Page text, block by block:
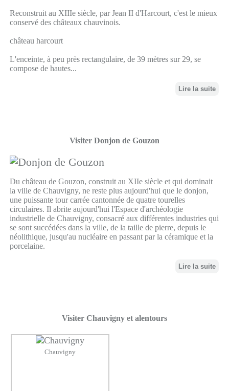
Reconstruit au XIIIe siècle, par Jean II d'Harcourt, c'est le mieux
conservé des châteaux chauvinois.
château harcourt
L'enceinte, à peu près rectangulaire, de 39 mètres sur 29, se
compose de hautes...
Lire la suite
Visiter Donjon de Gouzon
Du château de Gouzon, construit au XIIe siècle et qui dominait
la ville de Chauvigny, ne reste plus aujourd'hui que le donjon,
une puissante tour carrée cantonnée de quatre tourelles
circulaires. Il abrite aujourd'hui l'Espace d'archéologie
industrielle de Chauvigny, consacré aux différentes industries qui
se sont succédées dans la ville, de la taille de pierre, depuis le
néolithique, jusqu'au nucléaire en passant par la céramique et la
porcelaine.
Lire la suite
Visiter Chauvigny et alentours
Chauvigny